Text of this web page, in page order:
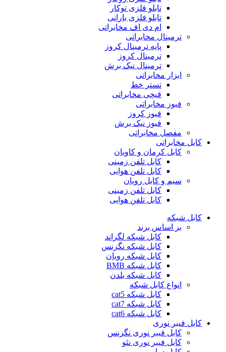
تابلو فلزی توکار
تابلو فلزی بارانی
ام دی اف مخابراتی
ترمینال مخابراتی
پایه ترمینال کروز
ترمینال کروز
ترمینال نیک برش
ابزار مخابراتی
تستر خط
قیچی مخابراتی
فیوز مخابراتی
فیوز کروز
فیوز نیک برش
مفصل مخابراتی
کابل مخابراتی
کابل کرمان و کاویان
کابل تلفن زمینی
کابل تلفن هوایی
سیم و کابل رویان
کابل تلفن زمینی
کابل تلفن هوایی
کابل شبکه
بر اساس برند
کابل شبکه لگراند
کابل شبکه نگزنس
کابل شبکه رویان
کابل شبکه ‌BMB
کابل شبکه بلدن
انواع کابل شبکه
کابل شبکه cat5
کابل شبکه cat7
کابل شبکه cat6
کابل فیبر نوری
کابل فیبر نوری نگزنس
کابل فیبر نوری نئو